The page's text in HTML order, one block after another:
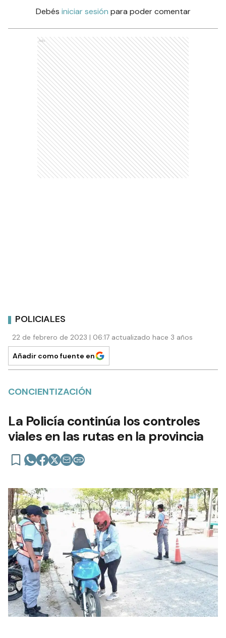
Debés iniciar sesión para poder comentar
Ads
POLICIALES
22 de febrero de 2023 | 06:17 actualizado hace 3 años
Añadir como fuente en
CONCIENTIZACIÓN
La Policía continúa los controles
viales en las rutas en la provincia